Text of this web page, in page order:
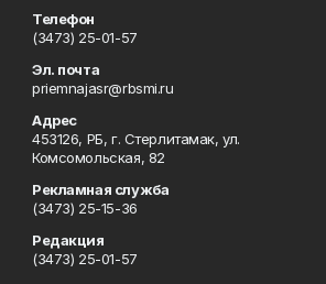
Телефон
(3473) 25-01-57
Эл. почта
priemnajasr@rbsmi.ru
Адрес
453126, РБ, г. Стерлитамак, ул.
Комсомольская, 82
Рекламная служба
(3473) 25-15-36
Редакция
(3473) 25-01-57